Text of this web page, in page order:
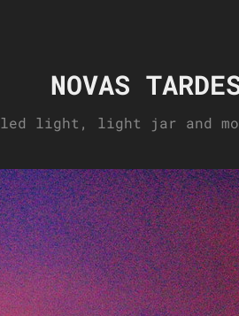
NOVAS
led light, light jar and